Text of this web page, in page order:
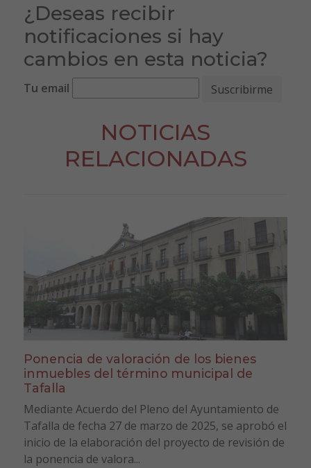
¿Deseas recibir
notificaciones si hay
cambios en esta noticia?
Tu email
NOTICIAS
RELACIONADAS
Ponencia de valoración de los bienes
inmuebles del término municipal de
Tafalla
Mediante Acuerdo del Pleno del Ayuntamiento de
Tafalla de fecha 27 de marzo de 2025, se aprobó el
inicio de la elaboración del proyecto de revisión de
la ponencia de valora...